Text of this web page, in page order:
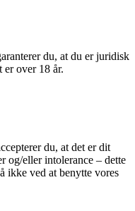
du, at du er juridisk
er over 18 år.
du, at det er dit
og/eller intolerance – dette
ikke ved at benytte vores